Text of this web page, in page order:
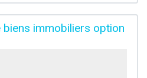
biens immobiliers option